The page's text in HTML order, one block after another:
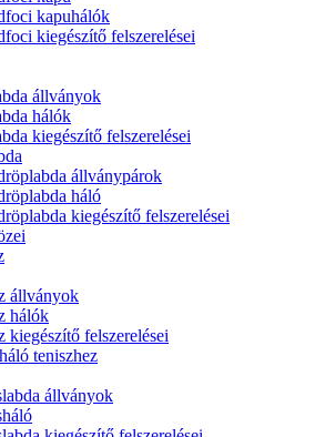
kapuhálók
kiegészítő felszerelései
állványok
hálók
kiegészítő felszerelései
állványpárok
háló
kiegészítő felszerelései
állványok
hálók
kiegészítő felszerelései
teniszhez
állványok